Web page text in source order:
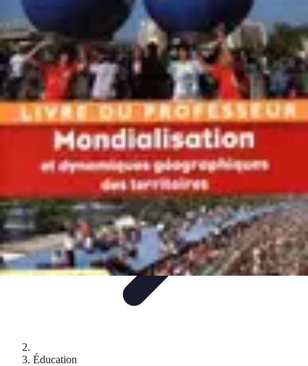
Atlas Géographique
Tendances
Perception et UtilisationGuide d'achat
Éducation et
ApprentissageAtlas Thématiques
Atlas Géographique
Éducation